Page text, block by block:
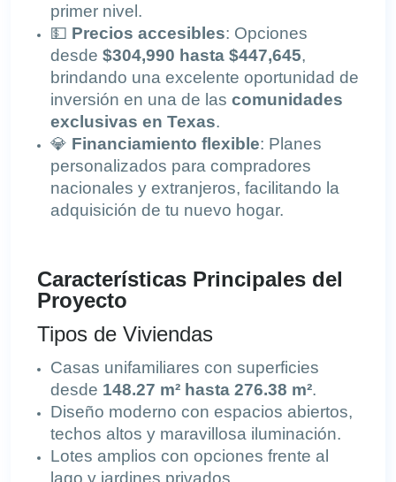
primer nivel.
💵 Precios accesibles: Opciones
desde $304,990 hasta $447,645,
brindando una excelente oportunidad de
inversión en una de las comunidades
exclusivas en Texas.
💎 Financiamiento flexible: Planes
personalizados para compradores
nacionales y extranjeros, facilitando la
adquisición de tu nuevo hogar.
Características Principales del
Proyecto
Tipos de Viviendas
Casas unifamiliares con superficies
desde 148.27 m² hasta 276.38 m².
Diseño moderno con espacios abiertos,
techos altos y maravillosa iluminación.
Lotes amplios con opciones frente al
lago y jardines privados.